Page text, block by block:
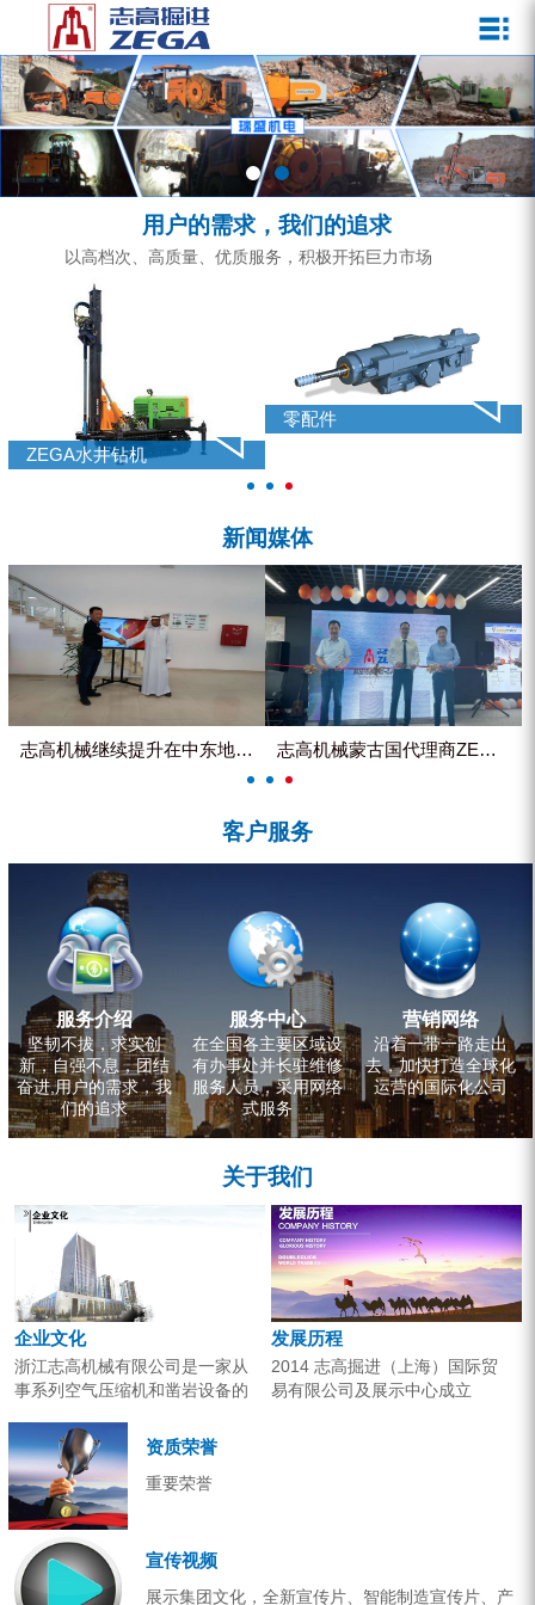
企业文化
发展历程
资质荣誉
宣传视频
公司新闻
行业动态
ZEGA一体式潜孔钻机
ZEGA地下掘进台车
ZEGA小型一体式露天钻机
ZEGA全液压顶锤钻机
零配件
锚固钻机系列
FY水井钻车系列
水井专用螺杆空压机
雾炮机
洗轮机
服务介绍
服务中心
营销网络
用户的需求，我们的追求
以高档次、高质量、优质服务，积极开拓巨力市场
ZEGA水井钻机
零配件
新闻媒体
志高机械继续提升在中东地区的市... 志高机械蒙古国代理商ZEGA客...
客户服务
服务介绍
坚韧不拔，求实创
新，自强不息，团结
奋进,用户的需求，我
们的追求
服务中心
在全国各主要区域设
有办事处并长驻维修
服务人员，采用网络
式服务
营销网络
沿着一带一路走出
去，加快打造全球化
运营的国际化公司
关于我们
企业文化
浙江志高机械有限公司是一家从
事系列空气压缩机和凿岩设备的
的专业机构。产品广泛应用于工
业气源、各类矿山开采和工程项
目建设。企业以技术开发为核
心，...
发展历程
2014 志高掘进（上海）国际贸
易有限公司及展示中心成立
资质荣誉
重要荣誉
宣传视频
展示集团文化，全新宣传片、智能制造宣传片、产